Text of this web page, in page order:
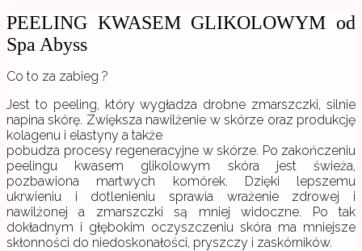
PEELING KWASEM GLIKOLOWYM od
Spa Abyss
Co to za zabieg ?
Jest to peeling, który wygładza drobne zmarszczki, silnie
napina skórę. Zwiększa nawilżenie w skórze oraz produkcję
kolagenu i elastyny a także
pobudza procesy regeneracyjne w skórze. Po zakończeniu
peelingu kwasem glikolowym skóra jest świeża,
pozbawiona martwych komórek. Dzięki lepszemu
ukrwieniu i dotlenieniu sprawia wrażenie zdrowej i
nawilżonej a zmarszczki są mniej widoczne. Po tak
dokładnym i głębokim oczyszczeniu skóra ma mniejsze
skłonności do niedoskonałości, pryszczy i zaskórników.